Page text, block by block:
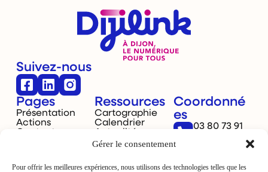
Gérer le consentement
Pour offrir les meilleures expériences, nous utilisons des technologies telles que les
Suivez-nous
Pages
Présentation
Actions
Ressources
Cartographie
Calendrier
Coordonné
es
03 80 73 91